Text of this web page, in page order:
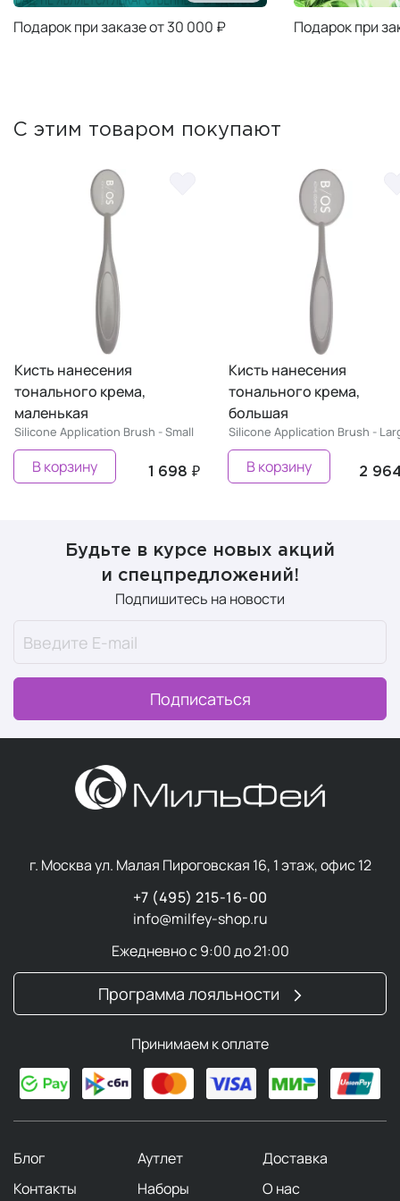
Подарок при заказе от 30 000 ₽ Подарок при
С этим товаром покупают
Кисть нанесения
тонального крема,
маленькая
Silicone Application Brush - Small
1 698 ₽
В корзину
Кисть нанесения
тонального крема,
большая
Silicone Application Brush -
2
В корзину
Будьте в курсе новых акций
и спецпредложений!
Подпишитесь на новости
Подписаться
г. Москва ул. Малая Пироговская 16, 1 этаж, офис 12
+7 (495) 215-16-00
info@milfey-shop.ru
Ежедневно с 9:00 до 21:00
Программа лояльности
Принимаем к оплате
Блог Аутлет
Доставка
Контакты
Наборы О нас